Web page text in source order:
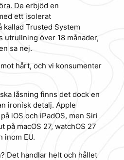
De erbjöd en
ett isolerat
kallad Trusted System
utrullning över 18 månader,
sa nej.
hårt, och vi konsumenter
låsning finns det dock en
ironisk detalj. Apple
iOS och iPadOS, men Siri
på macOS 27, watchOS 27
inom EU.
Det handlar helt och hållet